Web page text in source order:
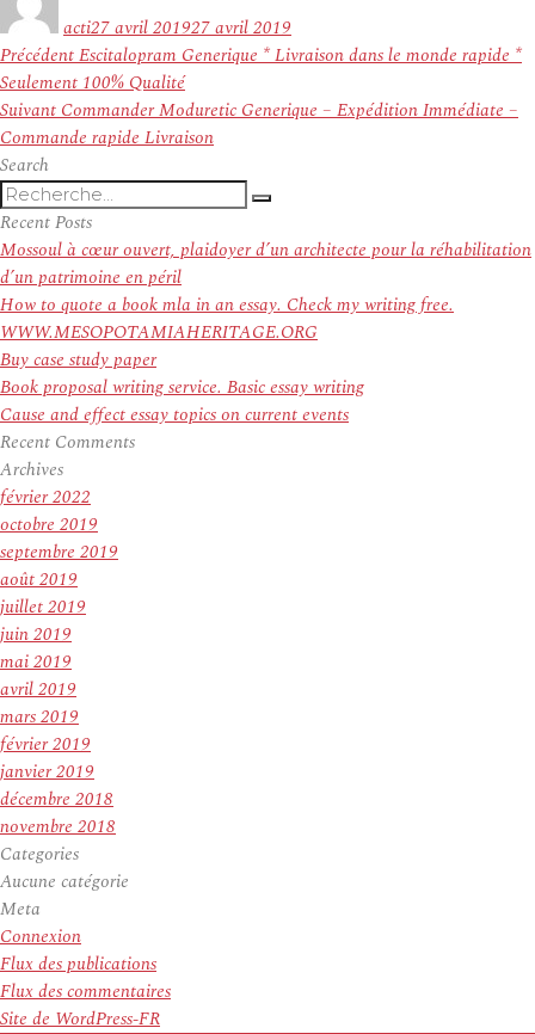
actile
27 avril 201927 avril 2019
Navigation
de
l’article
PrécédentArticle
précédent :
Escitalopram Generique * Livraison dans le monde rapide *
Seulement 100% Qualité
Suivant Article
suivant :
Commander Moduretic Generique – Expédition Immédiate –
Commande rapide Livraison
Search
Recherche
pour
:
Recherche
Recent Posts
Mossoul à cœur ouvert, plaidoyer d’un architecte pour la réhabilitation
d’un patrimoine en péril
How to quote a book mla in an essay. Check my writing free.
WWW.MESOPOTAMIAHERITAGE.ORG
Buy case study paper
Book proposal writing service. Basic essay writing
Cause and effect essay topics on current events
Recent Comments
Archives
février 2022
octobre 2019
septembre 2019
août 2019
juillet 2019
juin 2019
mai 2019
avril 2019
mars 2019
février 2019
janvier 2019
décembre 2018
novembre 2018
Categories
Aucune catégorie
Meta
Connexion
Flux des publications
Flux des commentaires
Site de WordPress-FR